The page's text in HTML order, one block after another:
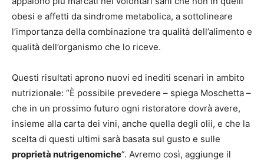
obesi e affetti da sindrome metabolica, a sottolineare
l’importanza della combinazione tra qualità dell’alimento e
qualità dell’organismo che lo riceve.
Questi risultati aprono nuovi ed inediti scenari in ambito
nutrizionale: “È possibile prevedere – spiega Moschetta –
che in un prossimo futuro ogni ristoratore dovrà avere,
insieme alla carta dei vini, anche quella degli olii, e che la
scelta di questi ultimi sarà basata sul gusto e sulle
proprietà nutrigenomiche”. Avremo così, aggiunge il